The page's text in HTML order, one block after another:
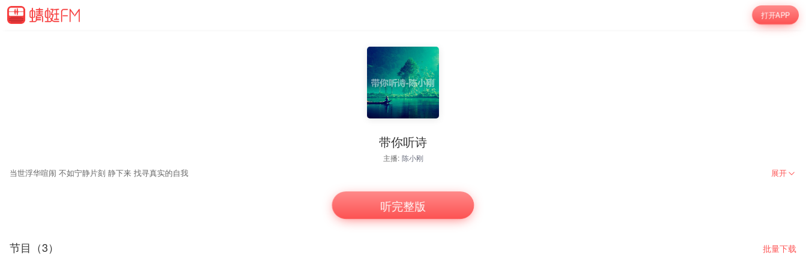
打开APP
带你听诗
主播: 陈小刚
当世浮华喧闹 不如宁静片刻 静下来 找寻真实的自我 展开
听完整版
节目（3） 批量下载